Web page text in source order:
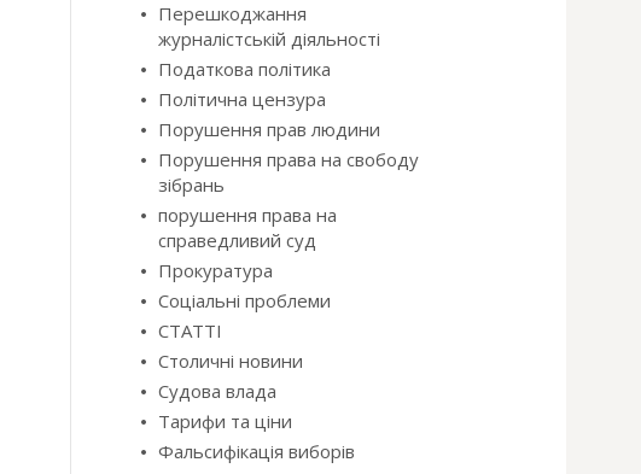
Перешкоджання
журналістській діяльності
Податкова політика
Політична цензура
Порушення прав людини
Порушення права на свободу
зібрань
порушення права на
справедливий суд
Прокуратура
Соціальні проблеми
СТАТТІ
Столичні новини
Судова влада
Тарифи та ціни
Фальсифікація виборів